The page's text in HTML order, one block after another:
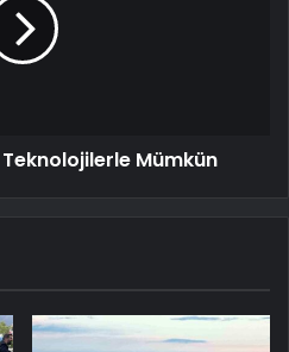
Teknolojilerle Mümkün